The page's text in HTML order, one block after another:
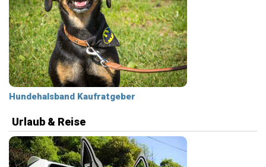
Hundehalsband Kaufratgeber
Urlaub & Reise